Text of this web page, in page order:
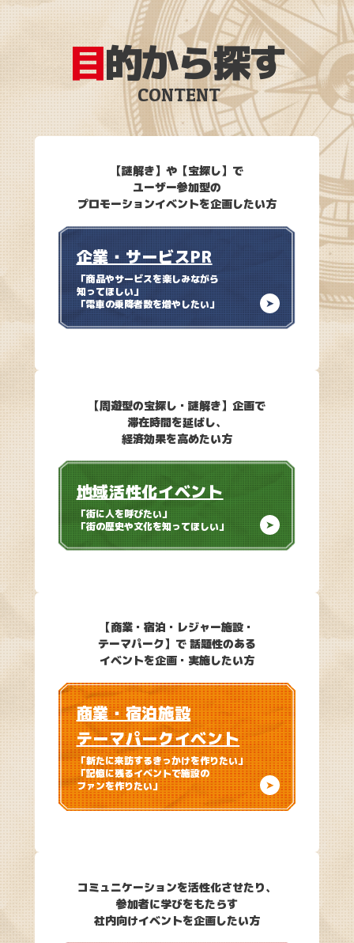
目的から探す
CONTENT
【謎解き】や【宝探し】で
ユーザー参加型の
プロモーションイベントを企画したい方
企業・サービスPR
「商品やサービスを楽しみながら
知ってほしい」
「電車の乗降者数を増やしたい」
【周遊型の宝探し・謎解き】企画で
滞在時間を延ばし、
経済効果を高めたい方
地域活性化イベント
「街に人を呼びたい」
「街の歴史や文化を知ってほしい」
【商業・宿泊・レジャー施設・
テーマパーク】で 話題性のある
イベントを企画・実施したい方
商業・宿泊施設
テーマパークイベント
「新たに来訪するきっかけを作りたい」
「記憶に残るイベントで施設の
ファンを作りたい」
コミュニケーションを活性化させたり、
参加者に学びをもたらす
社内向けイベントを企画したい方